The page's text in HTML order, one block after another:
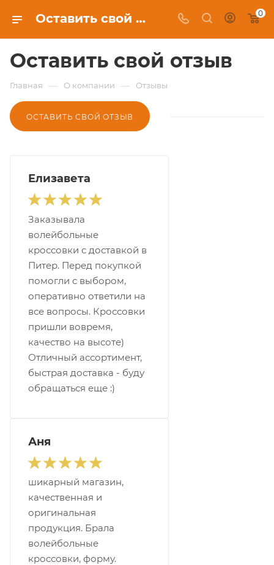
Оставить свой отзыв 0
Оставить свой отзыв
Главная — О компании — Отзывы
ОСТАВИТЬ СВОЙ ОТЗЫВ
Елизавета
Заказывала
волейбольные
кроссовки с доставкой в
Питер. Перед покупкой
помогли с выбором,
оперативно ответили на
все вопросы. Кроссовки
пришли вовремя,
качество на высоте)
Отличный ассортимент,
быстрая доставка - буду
обращаться еще :)
Аня
шикарный магазин,
качественная и
оригинальная
продукция. Брала
волейбольные
кроссовки, форму.